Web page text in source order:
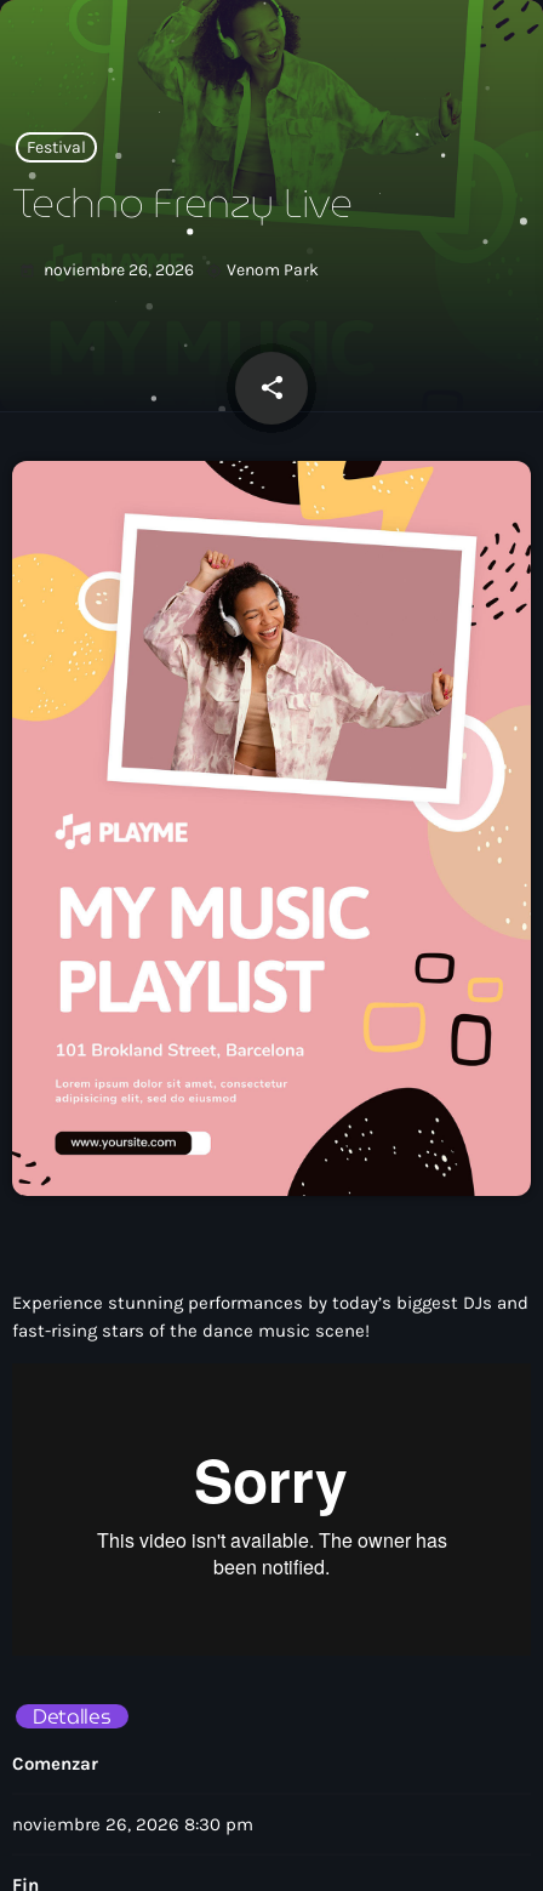
close
open_in_new POPUP
CONTACTO
INICIO
PROGRAMAS
CONTACTO
Now playing
Festival
Techno Frenzy Live
noviembre 26, 2026 Venom Park
share
email
Experience stunning performances by today’s biggest DJs and
fast-rising stars of the dance music scene!
Detalles
Comenzar
noviembre 26, 2026 8:30 pm
Fin